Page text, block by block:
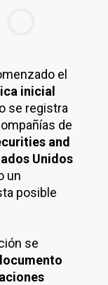
el
inicial
se registra
de
and
Unidos
un
posible
se